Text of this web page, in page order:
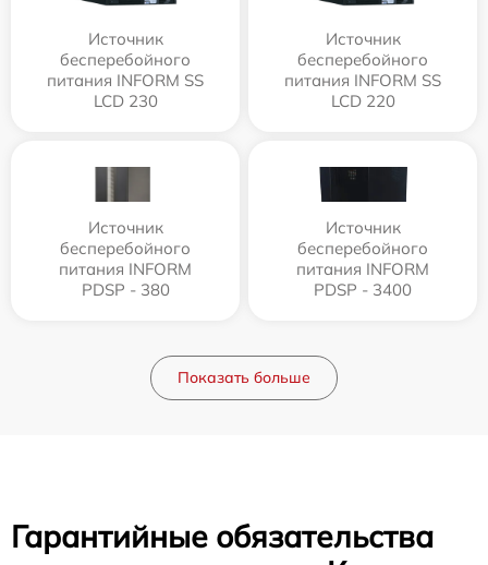
Источник
бесперебойного
питания INFORM SS
LCD 230
Источник
бесперебойного
питания INFORM SS
LCD 220
Источник
бесперебойного
питания INFORM
PDSP - 380
Источник
бесперебойного
питания INFORM
PDSP - 3400
Показать больше
Гарантийные обязательства